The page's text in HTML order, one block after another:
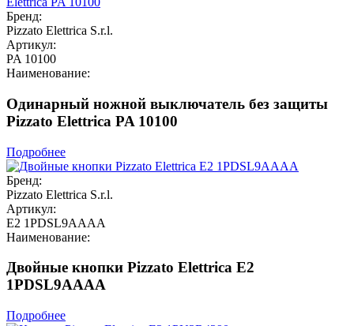
Бренд:
Pizzato Elettrica S.r.l.
Артикул:
PA 10100
Наименование:
Одинарный ножной выключатель без защиты
Pizzato Elettrica PA 10100
Подробнее
Бренд:
Pizzato Elettrica S.r.l.
Артикул:
E2 1PDSL9AAAA
Наименование:
Двойные кнопки Pizzato Elettrica E2
1PDSL9AAAA
Подробнее